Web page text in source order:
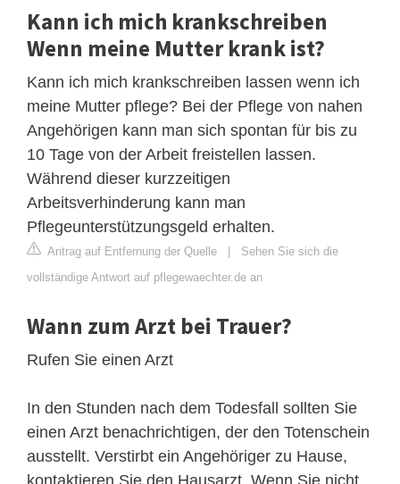
Kann ich mich krankschreiben
Wenn meine Mutter krank ist?
Kann ich mich krankschreiben lassen wenn ich
meine Mutter pflege? Bei der Pflege von nahen
Angehörigen kann man sich spontan für bis zu
10 Tage von der Arbeit freistellen lassen.
Während dieser kurzzeitigen
Arbeitsverhinderung kann man
Pflegeunterstützungsgeld erhalten.
Antrag auf Entfernung der Quelle | Sehen Sie sich die
vollständige Antwort auf pflegewaechter.de an
Wann zum Arzt bei Trauer?
Rufen Sie einen Arzt
In den Stunden nach dem Todesfall sollten Sie
einen Arzt benachrichtigen, der den Totenschein
ausstellt. Verstirbt ein Angehöriger zu Hause,
kontaktieren Sie den Hausarzt. Wenn Sie nicht